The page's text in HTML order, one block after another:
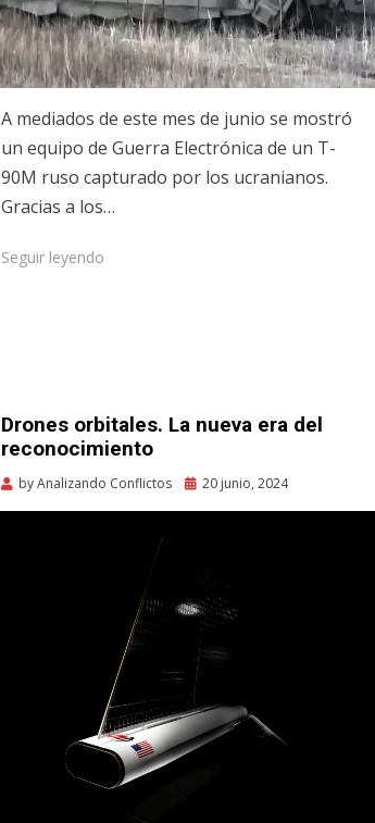
A mediados de este mes de junio se mostró
un equipo de Guerra Electrónica de un T-
90M ruso capturado por los ucranianos.
Gracias a los…
Seguir leyendo
Drones orbitales. La nueva era del
reconocimiento
byAnalizando Conflictos
Posted
20 junio, 2024